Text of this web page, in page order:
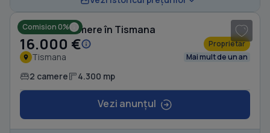
Comision 0%
Casă cu 2 camere în Tismana
16.000 € Proprietar
Tismana Mai mult de un an
2 camere 4.300 mp
Vezi anunțul